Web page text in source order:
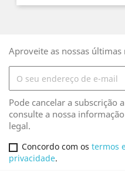
Aproveite as nossas
Pode cancelar a subscrição
consulte a nossa
legal.
Concordo com os termos
privacidade.